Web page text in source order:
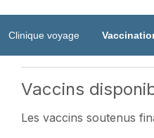
Clinique voyage
Vaccins
Les vaccins soutenus